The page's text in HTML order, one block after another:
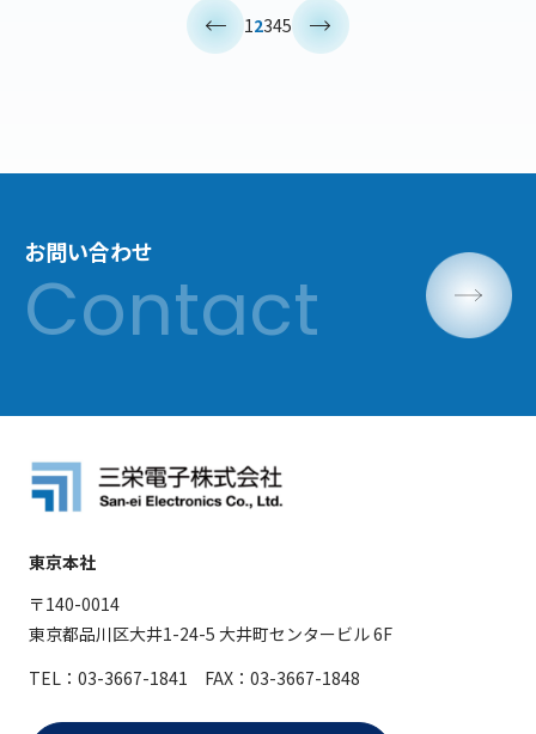
12345
お問い合わせ
東京本社
〒140-0014
東京都品川区大井1-24-5 大井町センタービル 6F
TEL：03-3667-1841 FAX：03-3667-1848